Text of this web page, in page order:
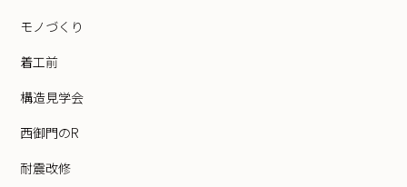
モノづくり
着工前
構造見学会
西御門のR
耐震改修